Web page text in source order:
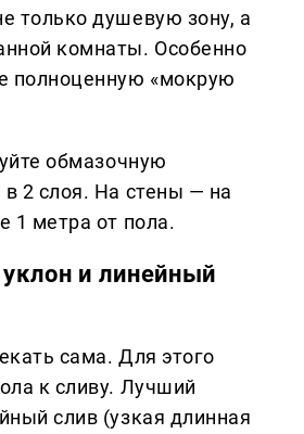
только душевую зону, а
комнаты. Особенно
полноценную «мокрую
обмазочную
2 слоя. На стены — на
1 метра от пола.
и линейный
сама. Для этого
к сливу. Лучший
слив (узкая длинная